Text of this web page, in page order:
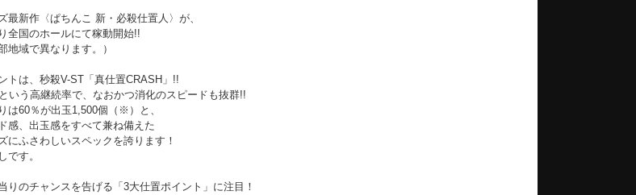
最新作〈ぱちんこ 新・必殺仕置人〉が、
全国のホールにて稼動開始!!
地域で異なります。）
トは、秒殺V-ST「真仕置CRASH」!!
いう高継続率で、なおかつ消化のスピードも抜群!!
は60％が出玉1,500個（※）と、
感、出玉感をすべて兼ね備えた
にふさわしいスペックを誇ります！
です。
りのチャンスを告げる「3大仕置ポイント」に注目！